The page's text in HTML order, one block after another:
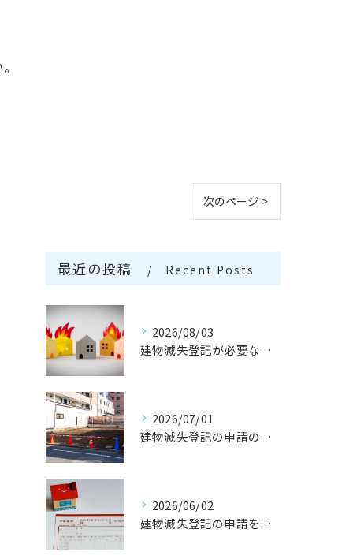
次のページ >
最近の投稿 Recent Posts
2026/08/03
建物滅失登記が必要なケースとは
2026/07/01
建物滅失登記の申請の流れとは
2026/06/02
建物滅失登記の申請を行う注意点